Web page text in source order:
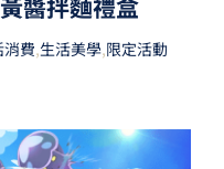
醬拌麵禮盒
消費,生活美學,限定活動